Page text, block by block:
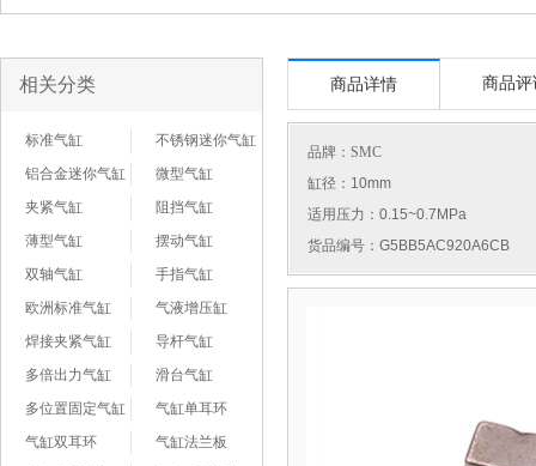
相关分类
标准气缸
不锈钢迷你气缸
铝合金迷你气缸
微型气缸
夹紧气缸
阻挡气缸
薄型气缸
摆动气缸
双轴气缸
手指气缸
欧洲标准气缸
气液增压缸
焊接夹紧气缸
导杆气缸
多倍出力气缸
滑台气缸
多位置固定气缸
气缸单耳环
气缸双耳环
气缸法兰板
商品详情 商品评
品牌： SMC
缸径：10mm
适用压力：0.15~0.7MPa
货品编号：G5BB5AC920A6CB